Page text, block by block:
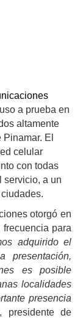
a prueba en
altamente
El
celular
con todas
servicio, a un
otorgó en
para
adquirido el
presentación,
es posible
localidades
presencia
presidente de